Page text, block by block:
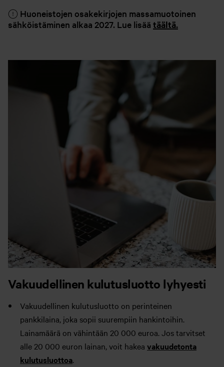
Huoneistojen osakekirjojen massamuotoinen
sähköistäminen alkaa 2027. Lue lisää täältä.
Vakuudellinen kulutusluotto lyhyesti
Vakuudellinen kulutusluotto on perinteinen
pankkilaina, joka sopii suurempiin hankintoihin.
Lainamäärä on vähintään 20 000 euroa. Jos tarvitset
alle 20 000 euron lainan, voit hakea vakuudetonta
kulutusluottoa.